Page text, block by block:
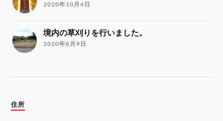
2020年10月4日
境内の草刈りを行いました。
2020年8月9日
住所